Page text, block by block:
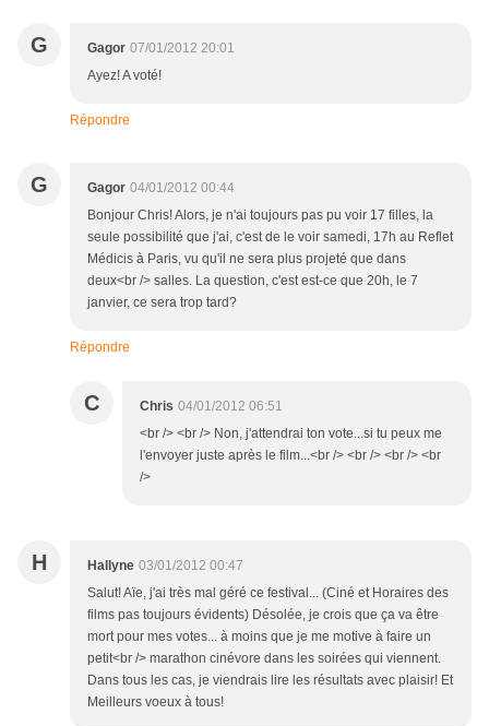
G Gagor 07/01/2012 20:01
Ayez! A voté!
Répondre
G Gagor 04/01/2012 00:44
Bonjour Chris! Alors, je n'ai toujours pas pu voir 17 filles, la
seule possibilité que j'ai, c'est de le voir samedi, 17h au Reflet
Médicis à Paris, vu qu'il ne sera plus projeté que dans
deux<br /> salles. La question, c'est est-ce que 20h, le 7
janvier, ce sera trop tard?
Répondre
C Chris 04/01/2012 06:51
<br /> <br /> Non, j'attendrai ton vote...si tu peux me
l'envoyer juste après le film...<br /> <br /> <br /> <br
/>
H Hallyne 03/01/2012 00:47
Salut! Aïe, j'ai très mal géré ce festival... (Ciné et Horaires des
films pas toujours évidents) Désolée, je crois que ça va être
mort pour mes votes... à moins que je me motive à faire un
petit<br /> marathon cinévore dans les soirées qui viennent.
Dans tous les cas, je viendrais lire les résultats avec plaisir! Et
Meilleurs voeux à tous!